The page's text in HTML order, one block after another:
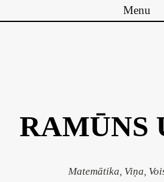
Menu
RAMŪNS
Matemātika, Viņa,